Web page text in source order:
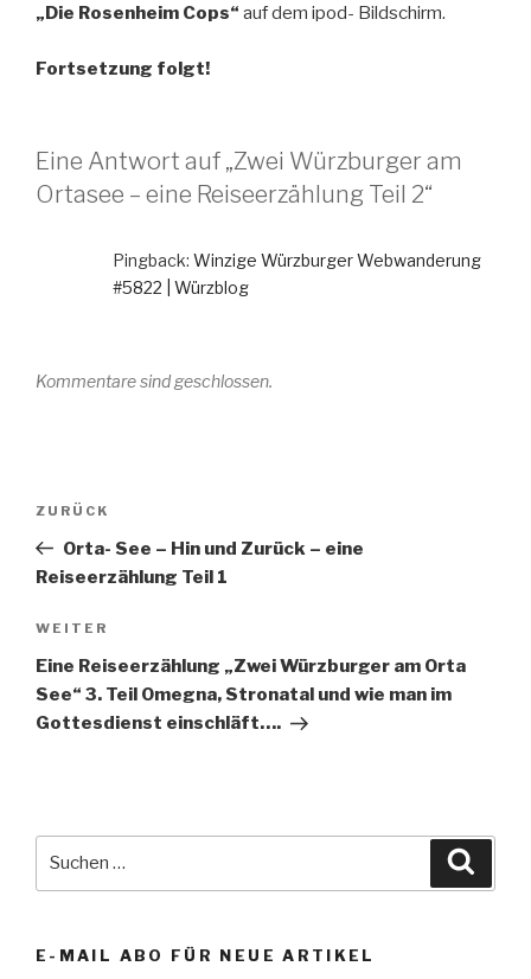
„Die Rosenheim Cops“ auf dem ipod- Bildschirm.
Fortsetzung folgt!
Eine Antwort auf „Zwei Würzburger am
Ortasee – eine Reiseerzählung Teil 2“
Pingback: Winzige Würzburger Webwanderung
#5822 | Würzblog
Kommentare sind geschlossen.
Beitragsnavigation
Vorheriger
Beitrag
ZURÜCK
Orta- See – Hin und Zurück – eine
Reiseerzählung Teil 1
Nächster
Beitrag
WEITER
Eine Reiseerzählung „Zwei Würzburger am Orta
See“ 3. Teil Omegna, Stronatal und wie man im
Gottesdienst einschläft….
E-MAIL ABO FÜR NEUE ARTIKEL